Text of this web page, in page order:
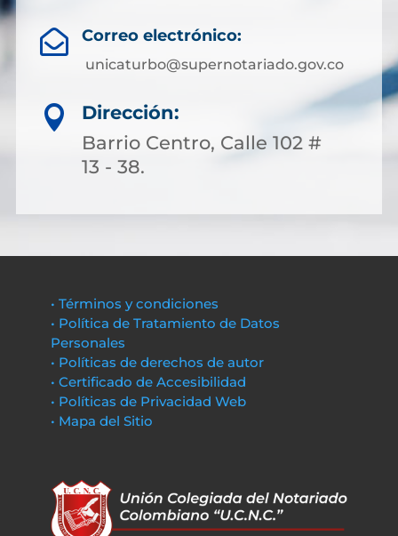
 Correo electrónico:
unicaturbo@supernotariado.gov.co

Dirección:
Barrio Centro, Calle 102 #
13 - 38.
• Términos y condiciones
• Política de Tratamiento de Datos
Personales
• Políticas de derechos de autor
• Certificado de Accesibilidad
• Políticas de Privacidad Web
• Mapa del Sitio